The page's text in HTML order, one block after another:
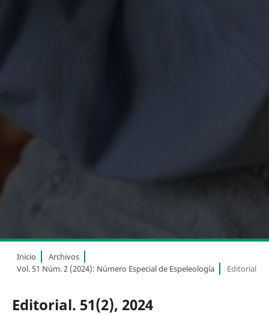
Inicio
Archivos
Vol. 51 Núm. 2 (2024): Número Especial de Espeleología
Editorial
Editorial. 51(2), 2024